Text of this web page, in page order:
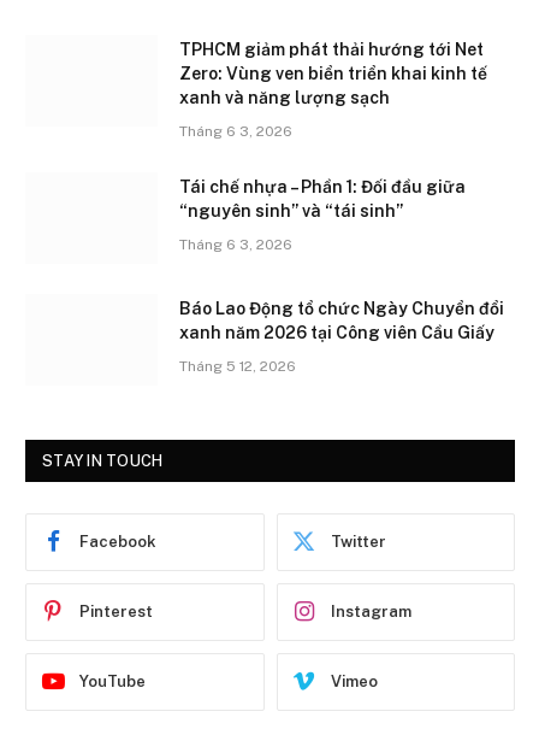
TPHCM giảm phát thải hướng tới Net
Zero: Vùng ven biển triển khai kinh tế
xanh và năng lượng sạch
Tháng 6 3, 2026
Tái chế nhựa – Phần 1: Đối đầu giữa
“nguyên sinh” và “tái sinh”
Tháng 6 3, 2026
Báo Lao Động tổ chức Ngày Chuyển đổi
xanh năm 2026 tại Công viên Cầu Giấy
Tháng 5 12, 2026
STAY IN TOUCH
Facebook Twitter
Pinterest Instagram
YouTube Vimeo